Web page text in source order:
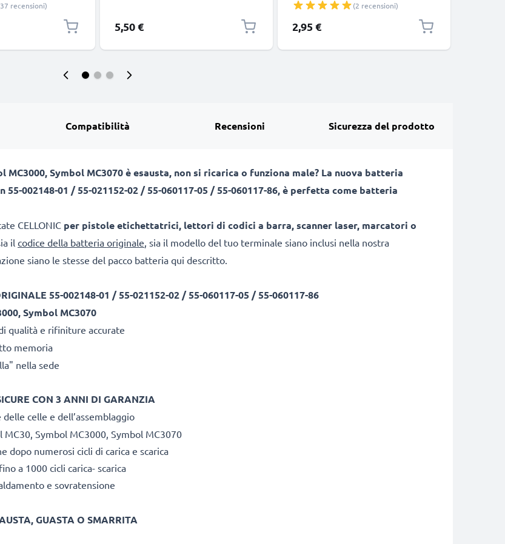
dati & ricarica
recensioni)
5,50 €
Samsung Galaxy S25 Ultra, S25
Google Pixel 10, 9a, 10 Pro, 10 Pro
XL Xiaomi 15 Ultra, Redmi Note 14
(2 recensioni)
2,95 €
Compatibilità Recensioni Sicurezza del prodotto
Symbol MC3070 è esausta, non si ricarica o funziona male? La nuova batteria
002148-01 / 55-021152-02 / 55-060117-05 / 55-060117-86, è perfetta come batteria
CELLONIC per pistole etichettatrici, lettori di codici a barra, scanner laser, marcatori o
il codice della batteria originale, sia il modello del tuo terminale siano inclusi nella nostra
siano le stesse del pacco batteria qui descritto.
55-002148-01 / 55-021152-02 / 55-060117-05 / 55-060117-86
Symbol MC3070
qualità e rifiniture accurate
memoria
nella sede
CON 3 ANNI DI GARANZIA
celle e dell’assemblaggio
Symbol MC3000, Symbol MC3070
dopo numerosi cicli di carica e scarica
a 1000 cicli carica- scarica
e sovratensione
GUASTA O SMARRITA